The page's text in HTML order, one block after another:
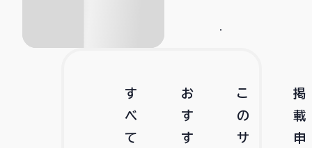
す
べ
て
お
す
す
こ
の
サ
掲
載
申